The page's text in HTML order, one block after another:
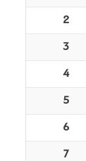
2
3
4
5
6
7